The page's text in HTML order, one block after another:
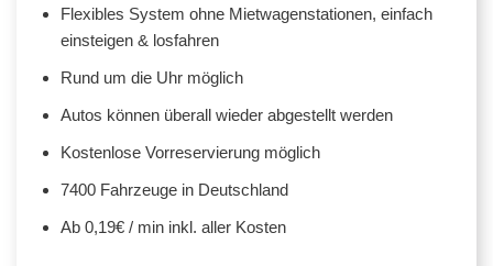
Flexibles System ohne Mietwagenstationen, einfach
einsteigen & losfahren
Rund um die Uhr möglich
Autos können überall wieder abgestellt werden
Kostenlose Vorreservierung möglich
7400 Fahrzeuge in Deutschland
Ab 0,19€ / min inkl. aller Kosten